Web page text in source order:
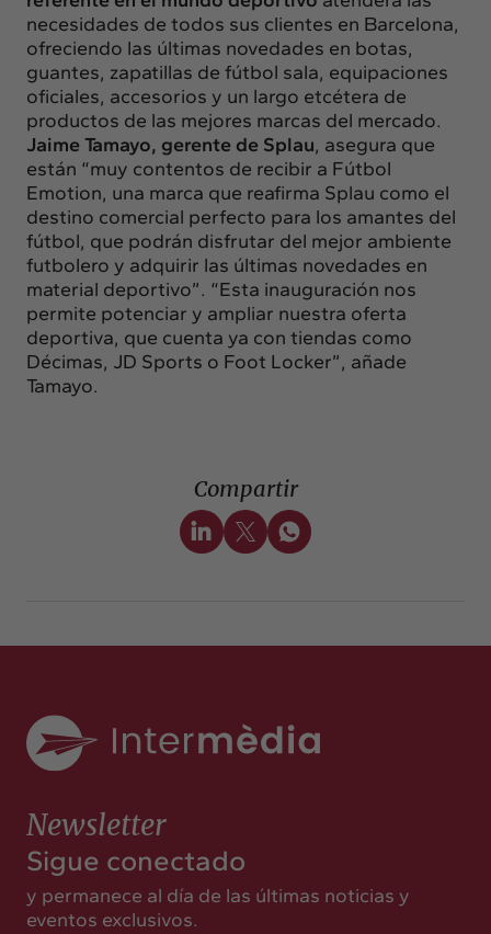
necesidades de todos sus clientes en Barcelona,
ofreciendo las últimas novedades en botas,
guantes, zapatillas de fútbol sala, equipaciones
oficiales, accesorios y un largo etcétera de
productos de las mejores marcas del mercado.
Jaime Tamayo, gerente de Splau, asegura que
están “muy contentos de recibir a Fútbol
Emotion, una marca que reafirma Splau como el
destino comercial perfecto para los amantes del
fútbol, que podrán disfrutar del mejor ambiente
futbolero y adquirir las últimas novedades en
material deportivo”. “Esta inauguración nos
permite potenciar y ampliar nuestra oferta
deportiva, que cuenta ya con tiendas como
Décimas, JD Sports o Foot Locker”, añade
Tamayo.
Compartir
Newsletter
Sigue conectado
y permanece al día de las últimas noticias y
eventos exclusivos.